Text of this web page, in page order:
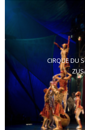
CIRQUE DU